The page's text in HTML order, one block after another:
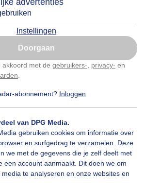
advertenties
Instellingen
Doorgaan
akkoord met de gebruikers- privacy- en
abonnement? Inloggen
van DPG Media.
gebruiken cookies om informatie over
en surfgedrag te verzamelen. Deze
we met de gegevens die je zelf deelt met
een account aanmaakt. Dit doen we om
te analyseren en onze websites en
niet, misschien later
hierom dit aan te passen